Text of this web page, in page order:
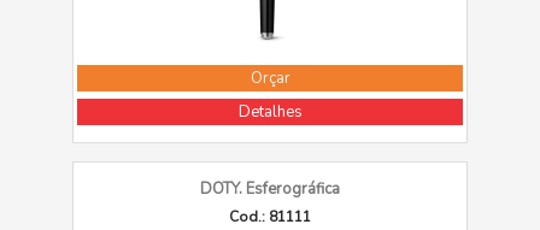
Orçar
Detalhes
DOTY. Esferográfica
Cod.: 81111